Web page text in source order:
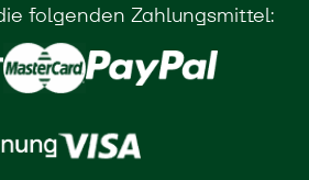
folgenden Zahlungsmittel: